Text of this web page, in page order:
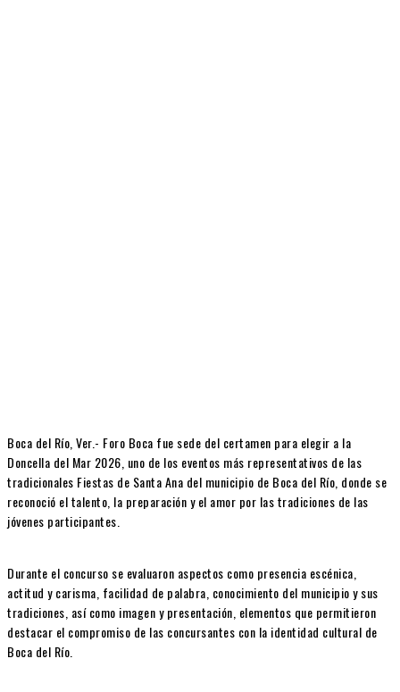
Boca del Río, Ver.- Foro Boca fue sede del certamen para elegir a la
Doncella del Mar 2026, uno de los eventos más representativos de las
tradicionales Fiestas de Santa Ana del municipio de Boca del Río, donde se
reconoció el talento, la preparación y el amor por las tradiciones de las
jóvenes participantes.
Durante el concurso se evaluaron aspectos como presencia escénica,
actitud y carisma, facilidad de palabra, conocimiento del municipio y sus
tradiciones, así como imagen y presentación, elementos que permitieron
destacar el compromiso de las concursantes con la identidad cultural de
Boca del Río.